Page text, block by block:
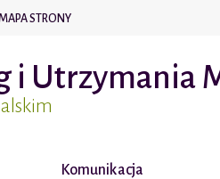
STRONY
i Utrzymania
Komunikacja